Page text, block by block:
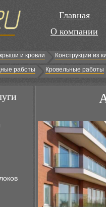
Главная
О компании
и кровли
Конструкции из
работы Кровельные работы